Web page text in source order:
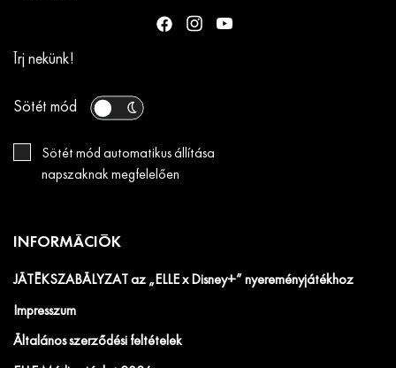
Írj nekünk!
Sötét mód
Sötét mód automatikus állítása
napszaknak megfelelően
INFORMÁCIÓK
JÁTÉKSZABÁLYZAT az „ELLE x Disney+” nyereményjátékhoz
Impresszum
Általános szerződési feltételek